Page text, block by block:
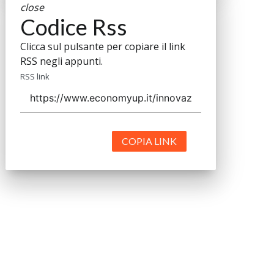
close
Codice Rss
Clicca sul pulsante per copiare il link
RSS negli appunti.
RSS link
COPIA LINK